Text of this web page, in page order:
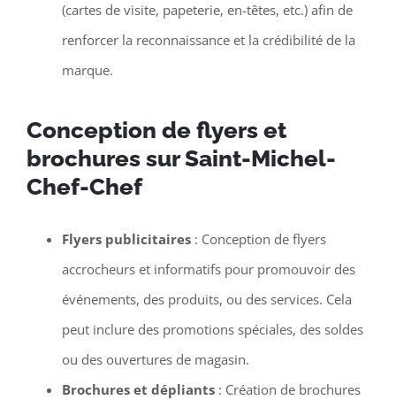
(cartes de visite, papeterie, en-têtes, etc.) afin de
renforcer la reconnaissance et la crédibilité de la
marque.
Conception de flyers et
brochures sur Saint-Michel-
Chef-Chef
Flyers publicitaires: Conception de flyers
accrocheurs et informatifs pour promouvoir des
événements, des produits, ou des services. Cela
peut inclure des promotions spéciales, des soldes
ou des ouvertures de magasin.
Brochures et dépliants: Création de brochures